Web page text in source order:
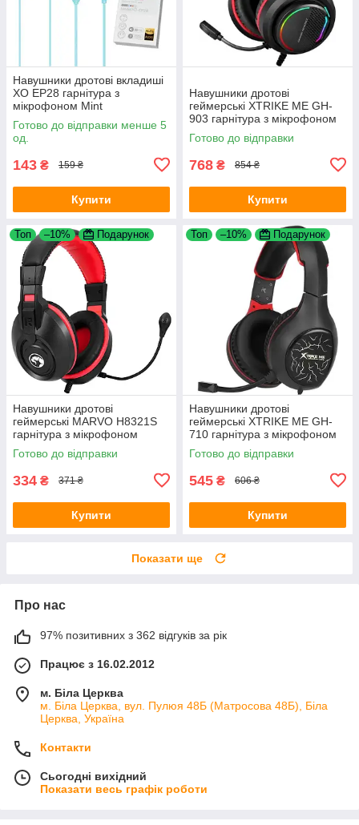
Навушники дротові вкладиші
XO EP28 гарнітура з
мікрофоном Mint
Готово до відправки менше 5
од.
143 ₴ 159 ₴
Купити
Навушники дротові
геймерські XTRIKE ME GH-
903 гарнітура з мікрофоном
та підсвічуванням Black/red
Готово до відправки
768 ₴ 854 ₴
Купити
Топ –10% Подарунок
Навушники дротові
геймерські MARVO H8321S
гарнітура з мікрофоном
Black/red
Готово до відправки
334 ₴ 371 ₴
Купити
Топ –10% Подарунок
Навушники дротові
геймерські XTRIKE ME GH-
710 гарнітура з мікрофоном
та підсвічуванням Black/red
Готово до відправки
545 ₴ 606 ₴
Купити
Показати ще
Про нас
97% позитивних з 362 відгуків за рік
Працює з 16.02.2012
м. Біла Церква
м. Біла Церква, вул. Пулюя 48Б (Матросова 48Б), Біла
Церква, Україна
Контакти
Сьогодні вихідний
Показати весь графік роботи